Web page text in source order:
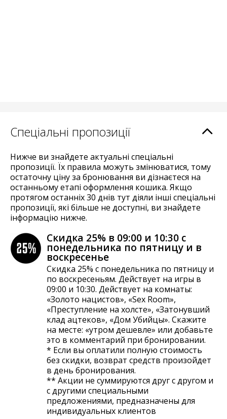
Спеціальні пропозиції
Нижче ви знайдете актуальні спеціальні
пропозиції. Їх правила можуть змінюватися, тому
остаточну ціну за бронювання ви дізнаєтеся на
останньому етапі оформлення кошика. Якщо
протягом останніх 30 днів тут діяли інші спеціальні
пропозиції, які більше не доступні, ви знайдете
інформацію нижче.
Скидка 25% в 09:00 и 10:30 с
понедельника по пятницу и в
воскресенье
Скидка 25% с понедельника по пятницу и
по воскресеньям. Действует на игры в
09:00 и 10:30. Действует на комнаты:
«Золото нацистов», «Sex Room»,
«Преступление на холсте», «Затонувший
клад ацтеков», «Дом Убийцы». Скажите
на месте: «утром дешевле» или добавьте
это в комментарий при бронировании.
* Если вы оплатили полную стоимость
без скидки, возврат средств произойдет
в день бронирования.
** Акции не суммируются друг с другом и
с другими специальными
предложениями, предназначены для
индивидуальных клиентов